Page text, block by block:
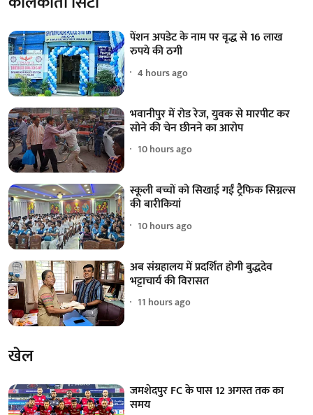
पेंशन अपडेट के नाम पर वृद्ध से 16 लाख
रुपये की ठगी
4 hours ago
भवानीपुर में रोड रेज, युवक से मारपीट कर
सोने की चेन छीनने का आरोप
10 hours ago
स्कूली बच्चों को सिखाई गईं ट्रैफिक सिग्नल्स
की बारीकियां
10 hours ago
अब संग्रहालय में प्रदर्शित होगी बुद्धदेव
भट्टाचार्य की विरासत
11 hours ago
खेल
जमशेदपुर FC के पास 12 अगस्त तक का
समय